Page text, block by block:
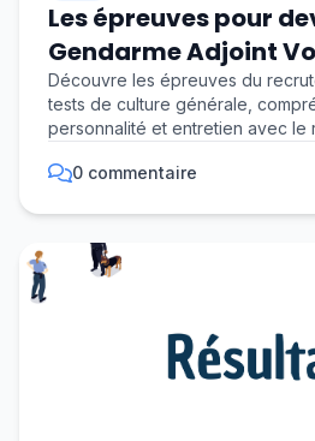
Les épreuves pour
Gendarme Adjoint
(GAV) en 2026
Découvre les épreuves du
tests de culture générale,
personnalité et entretien avec le
0 commentaire